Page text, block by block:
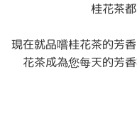
桂花茶
現在就品嚐桂花茶的芳
花茶成為您每天的芳